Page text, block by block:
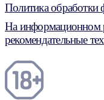
Политика обработки
На информационном
рекомендательные